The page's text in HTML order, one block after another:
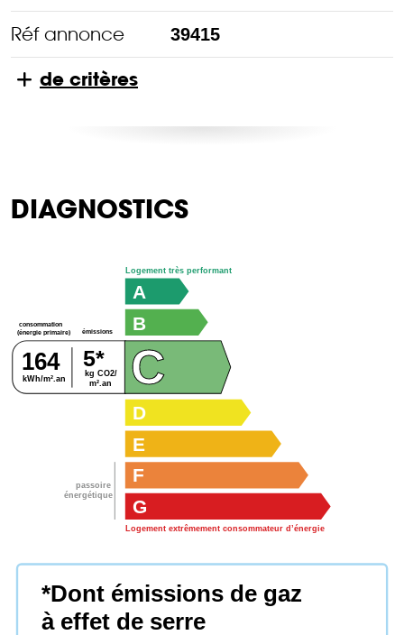
Réf annonce 39415
de critères
DIAGNOSTICS
consommation
(énergie primaire) émissions
kg CO2/
m².an
kWh/m².an
164 5*
passoire
énergétique
G
Logement extrêmement consommateur d’énergie
F
E
D
C
B
A
Logement très performant
*Dont émissions de gaz
à effet de serre